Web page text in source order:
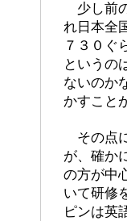
少し前
れ日本全
７３０ぐ
というの
ないのか
かすこと
その点
が、確か
の方が中
いて研修
ピンは英